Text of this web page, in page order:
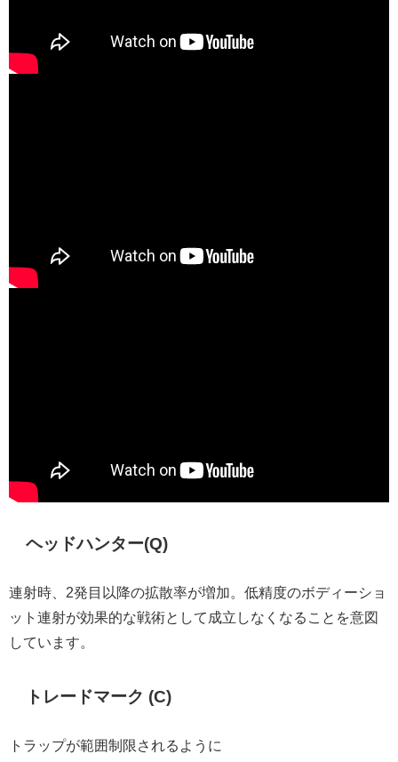
ヘッドハンター(Q)
連射時、2発目以降の拡散率が増加。低精度のボディーショ
ット連射が効果的な戦術として成立しなくなることを意図
しています。
トレードマーク (C)
トラップが範囲制限されるように